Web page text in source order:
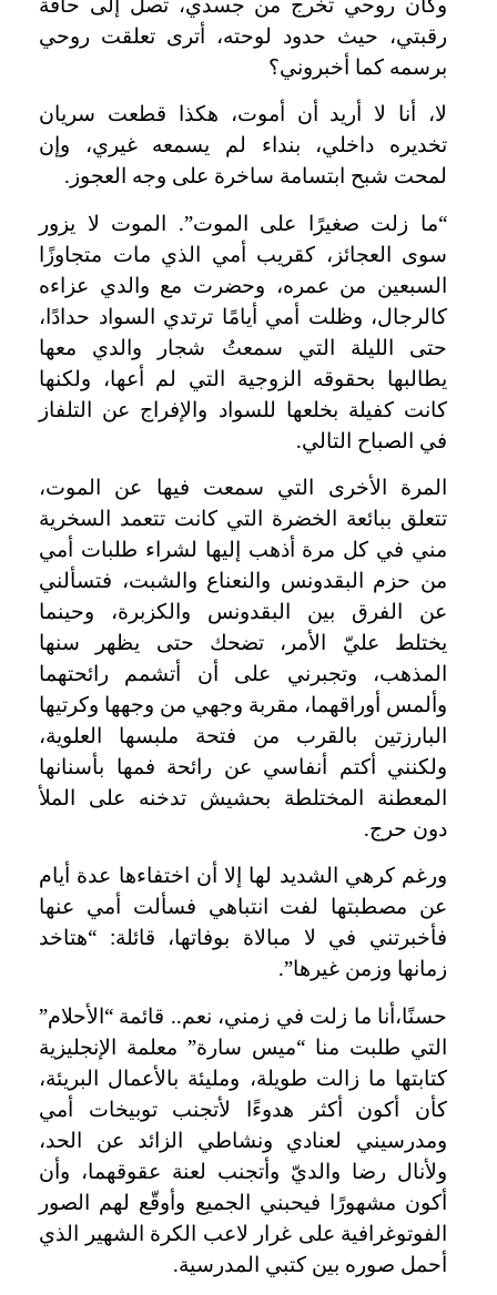
رقبتي، حيث حدود لوحته، أترى تعلقت روحي
برسمه كما أخبروني؟
لا، أنا لا أريد أن أموت، هكذا قطعت سريان
تخديره داخلي، بنداء لم يسمعه غيري، وإن
لمحت شبح ابتسامة ساخرة على وجه العجوز.
“ما زلت صغيرًا على الموت”. الموت لا يزور
سوى العجائز، كقريب أمي الذي مات متجاوزًا
السبعين من عمره، وحضرت مع والدي عزاءه
كالرجال، وظلت أمي أيامًا ترتدي السواد حدادًا،
حتى الليلة التي سمعتُ شجار والدي معها
يطالبها بحقوقه الزوجية التي لم أعها، ولكنها
كانت كفيلة بخلعها للسواد والإفراج عن التلفاز
في الصباح التالي.
المرة الأخرى التي سمعت فيها عن الموت،
تتعلق ببائعة الخضرة التي كانت تتعمد السخرية
مني في كل مرة أذهب إليها لشراء طلبات أمي
من حزم البقدونس والنعناع والشبت، فتسألني
عن الفرق بين البقدونس والكزبرة، وحينما
يختلط عليّ الأمر، تضحك حتى يظهر سنها
المذهب، وتجبرني على أن أتشمم رائحتهما
وألمس أوراقهما، مقربة وجهي من وجهها وكرتيها
البارزتين بالقرب من فتحة ملبسها العلوية،
ولكنني أكتم أنفاسي عن رائحة فمها بأسنانها
المعطنة المختلطة بحشيش تدخنه على الملأ
دون حرج.
ورغم كرهي الشديد لها إلا أن اختفاءها عدة أيام
عن مصطبتها لفت انتباهي فسألت أمي عنها
فأخبرتني في لا مبالاة بوفاتها، قائلة: “هتاخد
زمانها وزمن غيرها”.
حسنًا،أنا ما زلت في زمني، نعم.. قائمة “الأحلام”
التي طلبت منا “ميس سارة” معلمة الإنجليزية
كتابتها ما زالت طويلة، ومليئة بالأعمال البريئة،
كأن أكونأكثر هدوءًا لأتجنب توبيخات أمي
ومدرسيني لعنادي ونشاطي الزائد عن الحد،
ولأنال رضا والديّ وأتجنب لعنة عقوقهما، وأن
أكون مشهورًا فيحبني الجميع وأوقّع لهم الصور
الفوتوغرافية على غرار لاعب الكرة الشهير الذي
أحمل صوره بين كتبي المدرسية.